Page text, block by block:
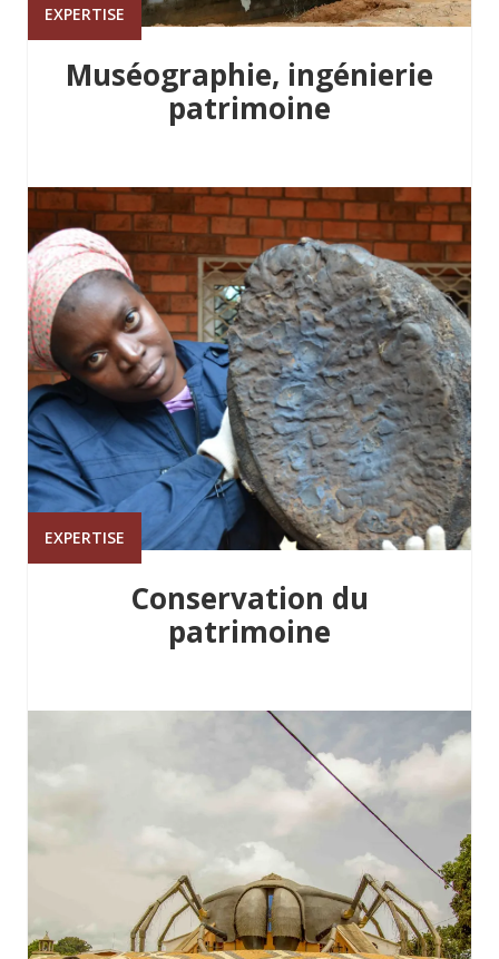
EXPERTISE
Muséographie, ingénierie
patrimoine
EXPERTISE
Conservation du
patrimoine